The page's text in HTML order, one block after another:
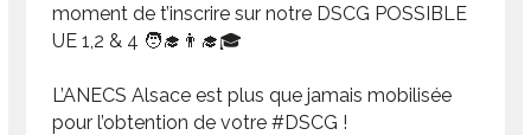
moment de t’inscrire sur notre DSCG POSSIBLE
UE 1,2 & 4 🧑‍🎓👨‍🎓🎓
L’ANECS Alsace est plus que jamais mobilisée
pour l’obtention de votre #DSCG !